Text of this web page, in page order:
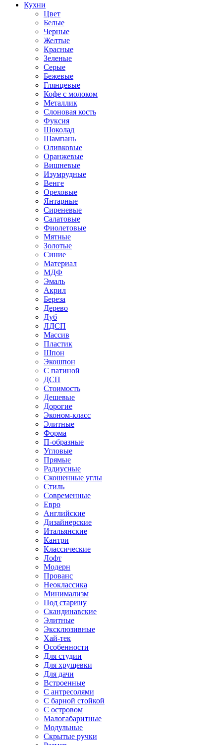
Кухни
Цвет
Белые
Черные
Желтые
Красные
Зеленые
Серые
Бежевые
Глянцевые
Кофе с молоком
Металлик
Слоновая кость
Фуксия
Шоколад
Шампань
Оливковые
Оранжевые
Вишневые
Изумрудные
Венге
Ореховые
Янтарные
Сиреневые
Салатовые
Фиолетовые
Мятные
Золотые
Синие
Материал
МДФ
Эмаль
Акрил
Береза
Дерево
Дуб
ЛДСП
Массив
Пластик
Шпон
Экошпон
С патиной
ДСП
Стоимость
Дешевые
Дорогие
Эконом-класс
Элитные
Форма
П-образные
Угловые
Прямые
Радиусные
Скошенные углы
Стиль
Современные
Евро
Английские
Дизайнерские
Итальянские
Кантри
Классические
Лофт
Модерн
Прованс
Неоклассика
Минимализм
Под старину
Скандинавские
Элитные
Эксклюзивные
Хай-тек
Особенности
Для студии
Для хрущевки
Для дачи
Встроенные
С антресолями
С барной стойкой
С островом
Малогабаритные
Модульные
Скрытые ручки